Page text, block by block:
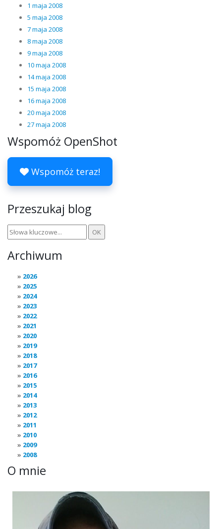
1 maja 2008
5 maja 2008
7 maja 2008
8 maja 2008
9 maja 2008
10 maja 2008
14 maja 2008
15 maja 2008
16 maja 2008
20 maja 2008
27 maja 2008
Wspomóż OpenShot
Wspomóż teraz!
Przeszukaj blog
Archiwum
2026
2025
2024
2023
2022
2021
2020
2019
2018
2017
2016
2015
2014
2013
2012
2011
2010
2009
2008
O mnie